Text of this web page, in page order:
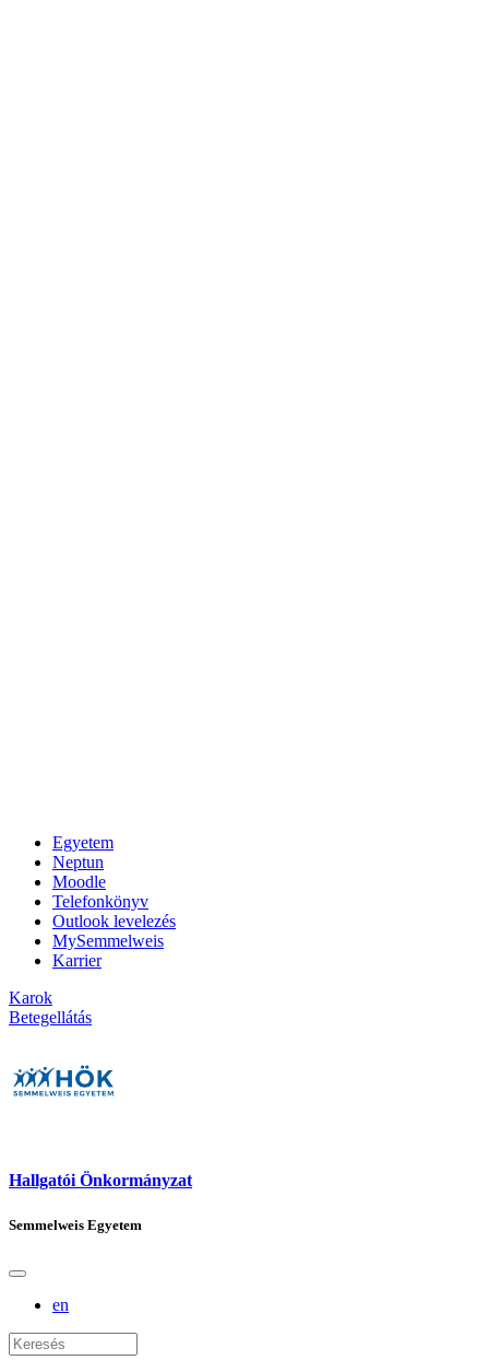
Egyetem
Neptun
Moodle
Telefonkönyv
Outlook levelezés
MySemmelweis
Karrier
Karok
Betegellátás
Hallgatói Önkormányzat
Semmelweis Egyetem
en